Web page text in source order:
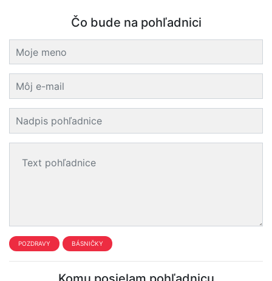
Čo bude na pohľadnici
POZDRAVY BÁSNIČKY